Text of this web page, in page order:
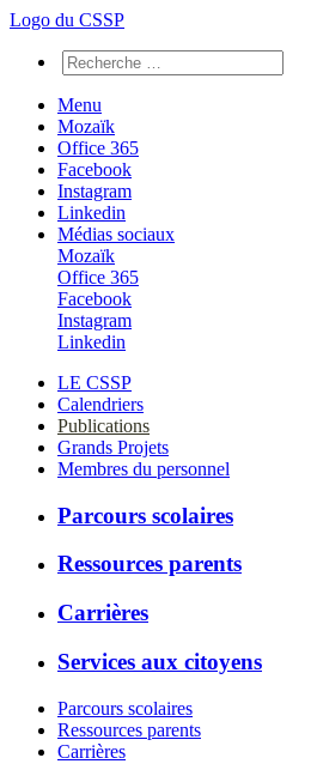
Logo du CSSP
Menu
Mozaïk
Office 365
Facebook
Instagram
Linkedin
Médias sociaux
Mozaïk
Office 365
Facebook
Instagram
Linkedin
LE CSSP
Calendriers
Publications
Grands Projets
Membres du personnel
Parcours scolaires
Ressources parents
Carrières
Services aux citoyens
Parcours scolaires
Ressources parents
Carrières